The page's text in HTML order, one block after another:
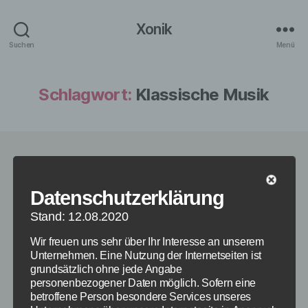
Suchen
Xonik
Menü
Schlagwort: Klassische Musik
Buchtipp: Der
Nussknacker – Klassik
für Kinder
Beitragsautor
Vonredaktion Veröffentlichungsdatum
28. Dezember 2013
Datenschutzerklärung
Stand: 12.08.2020
Wir freuen uns sehr über Ihr Interesse an unserem
Unternehmen. Eine Nutzung der Internetseiten ist
grundsätzlich ohne jede Angabe
personenbezogener Daten möglich. Sofern eine
betroffene Person besondere Services unseres